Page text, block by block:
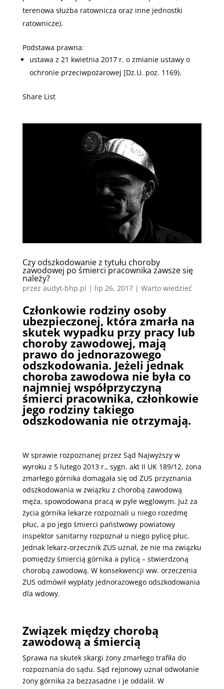
terenowa służba ratownicza oraz inne jednostki
ratownicze).
Podstawa prawna:
ustawa z 21 kwietnia 2017 r. o zmianie ustawy o
ochronie przeciwpożarowej [Dz.U. poz. 1169).
Share List
Czy odszkodowanie z tytułu choroby
zawodowej po śmierci pracownika zawsze się
należy?
przez audyt-bhp.pl | lip 26, 2017| Warto wiedzieć
Członkowie rodziny osoby
ubezpieczonej, która zmarła na
skutek wypadku przy pracy lub
choroby zawodowej, mają
prawo do jednorazowego
odszkodowania. Jeżeli jednak
choroba zawodowa nie była co
najmniej współprzyczyną
śmierci pracownika, członkowie
jego rodziny takiego
odszkodowania nie otrzymają.
W sprawie rozpoznanej przez Sąd Najwyższy w
wyroku z 5 lutego 2013 r., sygn. akt II UK 189/12, żona
zmarłego górnika domagała się od ZUS przyznania
odszkodowania w związku z chorobą zawodową
męża, spowodowana pracą w pyle węglowym. Już za
życia górnika lekarze rozpoznali u niego rozedmę
płuc, a po jego śmierci państwowy powiatowy
inspektor sanitarny rozpoznał u niego pylicę płuc.
Jednak lekarz-orzecznik ZUS uznał, że nie ma związku
pomiędzy śmiercią górnika a pylicą – stwierdzoną
chorobą zawodową. W konsekwencji ww. orzeczenia
ZUS odmówił wypłaty jednorazowego odszkodowania
dla wdowy.
Związek między chorobą
zawodową a śmiercią
Sprawa na skutek skargi żony zmarłego trafiła do
rozpoznania do sądu. Sąd rejonowy uznał odwołanie
żony górnika za bezzasadne i je oddalił. W